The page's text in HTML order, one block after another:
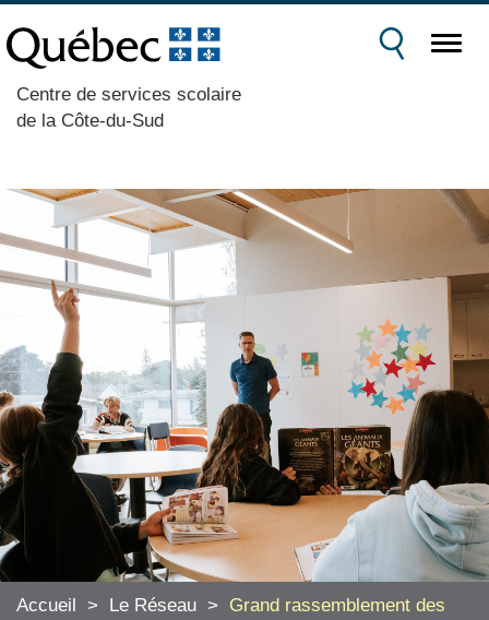
Centre de services scolaire
de la Côte-du-Sud
Accueil > Le Réseau >
Grand rassemblement des